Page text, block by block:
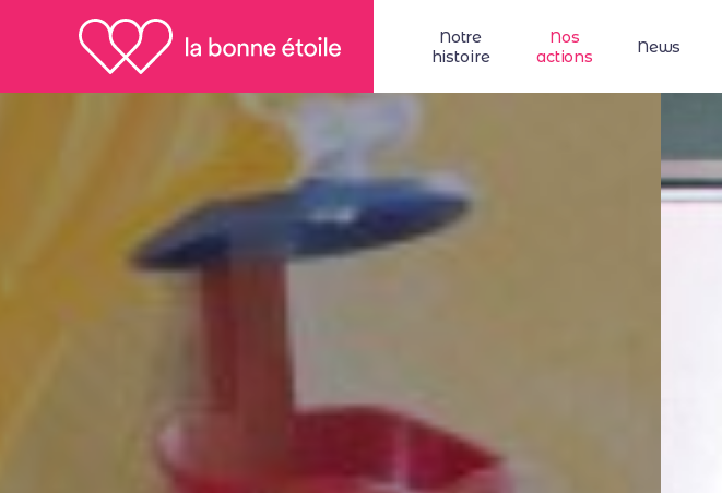
Notre
histoire
Nos
actions
News